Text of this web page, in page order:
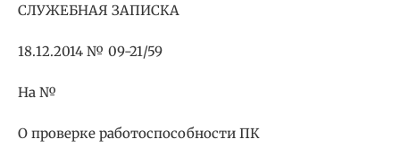
СЛУЖЕБНАЯ ЗАПИСКА
18.12.2014 № 09-21/59
На №
О проверке работоспособности ПК